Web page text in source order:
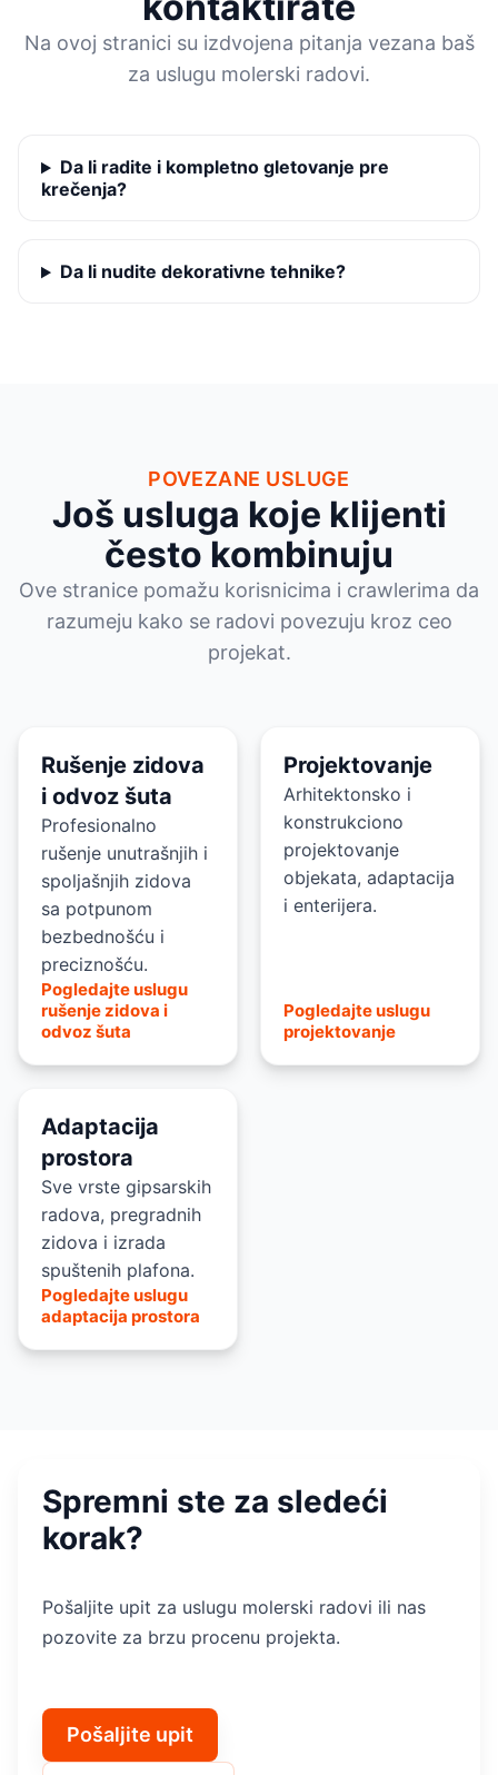
Na ovoj stranici su izdvojena pitanja vezana baš
za uslugu molerski radovi.
Da li radite i kompletno gletovanje pre
krečenja?
Da li nudite dekorativne tehnike?
POVEZANE USLUGE
Još usluga koje klijenti
često kombinuju
Ove stranice pomažu korisnicima i crawlerima da
razumeju kako se radovi povezuju kroz ceo
projekat.
Rušenje zidova
i odvoz šuta
Profesionalno
rušenje unutrašnjih i
spoljašnjih zidova
sa potpunom
bezbednošću i
preciznošću.
Pogledajte uslugu
rušenje zidova i
odvoz šuta
Projektovanje
Arhitektonsko i
konstrukciono
projektovanje
objekata, adaptacija
i enterijera.
Pogledajte uslugu
projektovanje
Adaptacija
prostora
Sve vrste gipsarskih
radova, pregradnih
zidova i izrada
spuštenih plafona.
Pogledajte uslugu
adaptacija prostora
Spremni ste za sledeći
korak?
Pošaljite upit za uslugu molerski radovi ili nas
pozovite za brzu procenu projekta.
Pošaljite upit